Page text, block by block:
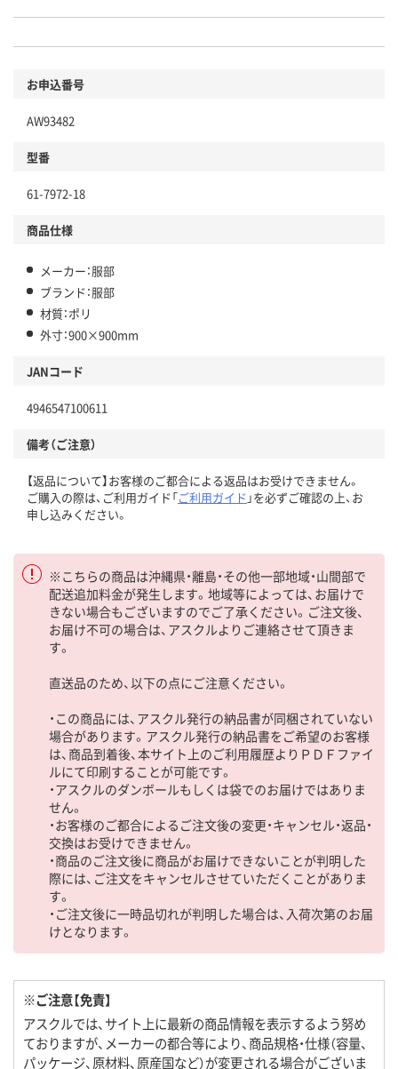
お申込番号
AW93482
型番
61-7972-18
商品仕様
メーカー：服部
ブランド：服部
材質：ポリ
外寸：900×900mm
JANコード
4946547100611
備考（ご注意）
【返品について】お客様のご都合による返品はお受けできません。
ご購入の際は、ご利用ガイド「ご利用ガイド 」を必ずご確認の上、お
申し込みください。
※こちらの商品は沖縄県・離島・その他一部地域・山間部で
配送追加料金が発生します。地域等によっては、お届けで
きない場合もございますのでご了承ください。ご注文後、
お届け不可の場合は、アスクルよりご連絡させて頂きま
す。
直送品のため、以下の点にご注意ください。
・この商品には、アスクル発行の納品書が同梱されていない
場合があります。アスクル発行の納品書をご希望のお客様
は、商品到着後、本サイト上のご利用履歴よりＰＤＦファイ
ルにて印刷することが可能です。
・アスクルのダンボールもしくは袋でのお届けではありま
せん。
・お客様のご都合によるご注文後の変更・キャンセル・返品・
交換はお受けできません。
・商品のご注文後に商品がお届けできないことが判明した
際には、ご注文をキャンセルさせていただくことがありま
す。
・ご注文後に一時品切れが判明した場合は、入荷次第のお届
けとなります。
※ご注意【免責】
アスクルでは、サイト上に最新の商品情報を表示するよう努め
ておりますが、メーカーの都合等により、商品規格・仕様（容量、
パッケージ、原材料、原産国など）が変更される場合がございま